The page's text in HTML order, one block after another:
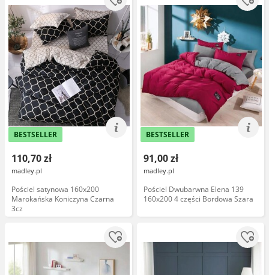
BESTSELLER
110,70 zł
madley.pl
Pościel satynowa 160x200
Marokańska Koniczyna Czarna
3cz
BESTSELLER
91,00 zł
madley.pl
Pościel Dwubarwna Elena 139
160x200 4 części Bordowa Szara